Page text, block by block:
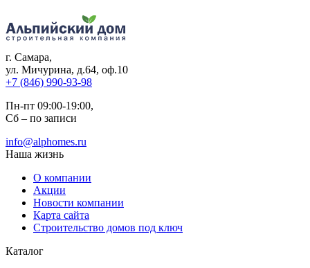
г. Самара,
ул. Мичурина, д.64, оф.10
+7 (846) 990-93-98
Пн-пт 09:00-19:00,
Сб – по записи
info@alphomes.ru
Наша жизнь
О компании
Акции
Новости компании
Карта сайта
Строительство домов под ключ
Каталог